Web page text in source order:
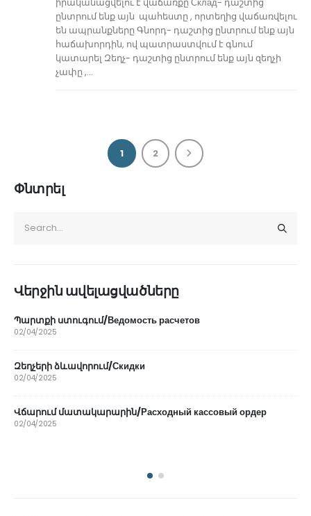
ընտրում ենք այն պահեստը , որտեղից վաճառվելու
են ապրանքները Գնորդ- դաշտից ընտրում ենք այն
հաճախորդին, ով պատրաստվում է գնում
կատարել Զեղչ- դաշտից ընտրում ենք այն զեղչի
չափը ,...
1 2
Փնտրել
Վերջին ավելացվածները
Գումարի տեղափոխություն կասսաների միջև/Выдачу в
другую кассу
Մանրածախ վաճառք/Розничная продажа